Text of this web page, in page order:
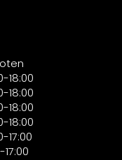
18:00
18:00
18:00
18:00
17:00
17:00